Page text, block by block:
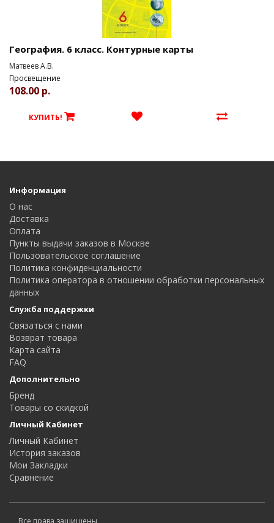
География. 6 класс. Контурные карты
Матвеев А.В.
Просвещение
108.00 р.
КУПИТЬ!
Информация
О нас
Доставка
Оплата
Пункты выдачи заказов в Москве
Пользовательское соглашение
Политика конфиденциальности
Политика оператора в отношении обработки персональных
данных
Служба поддержки
Связаться с нами
Возврат товара
Карта сайта
FAQ
Дополнительно
Бренд
Товары со скидкой
Личный Кабинет
Личный Кабинет
История заказов
Мои Закладки
Сравнение
Все права защищены